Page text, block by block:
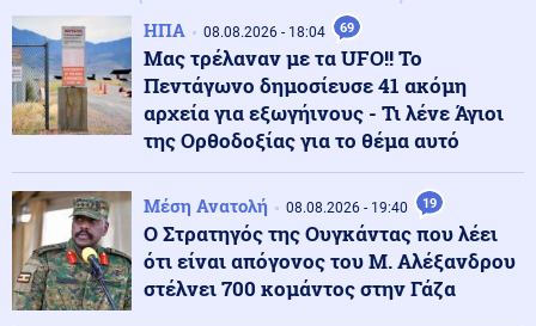
Κόσμος
Σαουδική Αραβία: Οι Χούθι ανέλαβαν την ευθύνη για
επίθεση σε διυλιστήριο της Aramco
Κοινωνία 09.08.2026 - 11:37
Στον εισαγγελέα ο ιδιοκτήτης του beach bar για τον
θάνατο του 4χρονου στην Πάρο
Κόσμος 09.08.2026 - 11:30
ΗΠΑ: «Δώρο» 1 δισ. δολάρια στη Κολομβία στην
ορκωμοσία του νέου προέδρου
ΗΠΑ 08.08.2026 - 18:04 69
Μας τρέλαναν με τα UFO!! Το
Πεντάγωνο δημοσίευσε 41 ακόμη
αρχεία για εξωγήινους - Τι λένε Άγιοι
της Ορθοδοξίας για το θέμα αυτό
Μέση Ανατολή 08.08.2026 - 19:40 19
Ο Στρατηγός της Ουγκάντας που λέει
ότι είναι απόγονος του Μ. Αλέξανδρου
στέλνει 700 κομάντος στην Γάζα